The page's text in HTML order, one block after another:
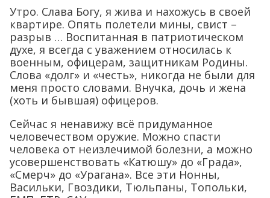
Утро. Слава Богу, я жива и нахожусь в своей
квартире. Опять полетели мины, свист –
разрыв … Воспитанная в патриотическом
духе, я всегда с уважением относилась к
военным, офицерам, защитникам Родины.
Слова «долг» и «честь», никогда не были для
меня просто словами. Внучка, дочь и жена
(хоть и бывшая) офицеров.
Сейчас я ненавижу всё придуманное
человечеством оружие. Можно спасти
человека от неизлечимой болезни, а можно
усовершенствовать «Катюшу» до «Града»,
«Смерч» до «Урагана». Все эти Нонны,
Васильки, Гвоздики, Тюльпаны, Топольки,